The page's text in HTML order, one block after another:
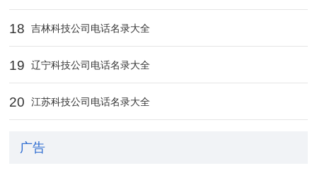
18 吉林科技公司电话名录大全
19 辽宁科技公司电话名录大全
20 江苏科技公司电话名录大全
广告